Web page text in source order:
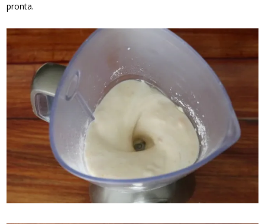
pronta.